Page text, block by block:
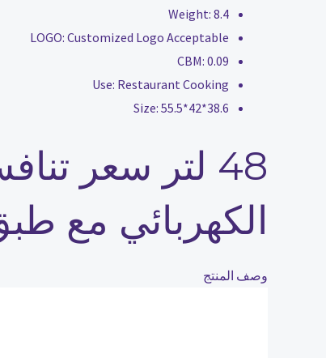
Weight: 8.4
LOGO: Customized Logo Acceptable
CBM: 0.09
Use: Restaurant Cooking
Size: 55.5*42*38.6
48 لتر سعر
الكهربائي مع
وصف المنتج